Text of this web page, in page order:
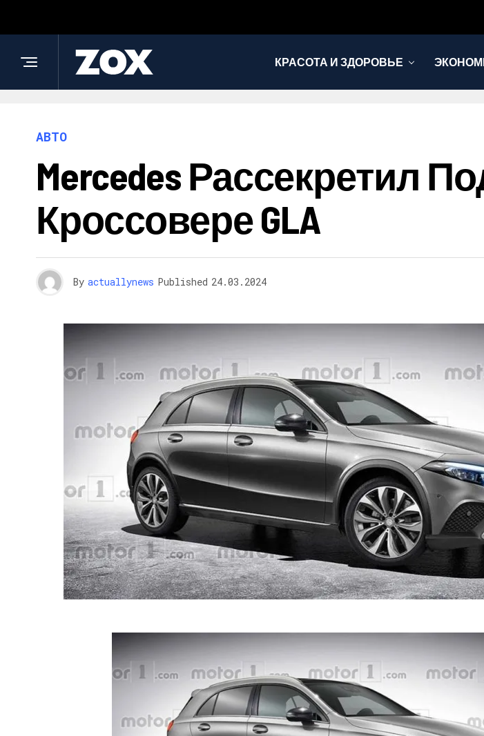
КРАСОТА И ЗДОРОВЬЕ
АВТО
Mercedes Рассекретил
Кроссовере GLA
By actuallynews Published 24.03.2024